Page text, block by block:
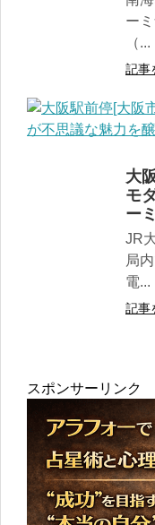
ー
（...
記事
大
モ
ー
JR
局
電...
記事
スポンサーリンク